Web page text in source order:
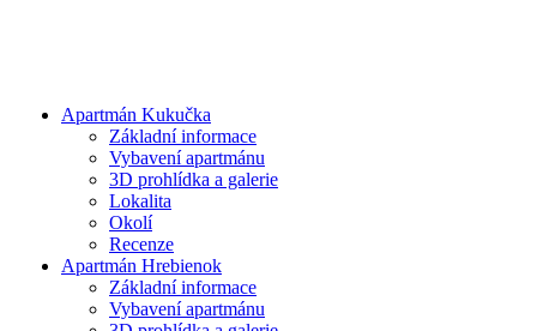
Apartmán Kukučka
Základní informace
Vybavení apartmánu
3D prohlídka a galerie
Lokalita
Okolí
Recenze
Apartmán Hrebienok
Základní informace
Vybavení apartmánu